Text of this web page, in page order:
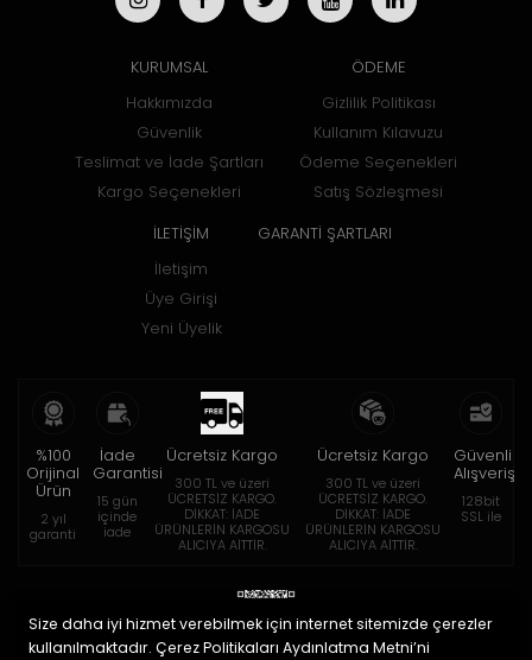
KURUMSAL
Hakkımızda
Güvenlik
Teslimat ve İade Şartları
Kargo Seçenekleri
ÖDEME
Gizlilik Politikası
Kullanım Kılavuzu
Ödeme Seçenekleri
Satış Sözleşmesi
İLETİŞİM
İletişim
Üye Girişi
Yeni Üyelik
GARANTİ ŞARTLARI
%100
Orijinal
Ürün
2 yıl
garanti
İade
Garantisi
15 gün
içinde
iade
Ücretsiz Kargo
300 TL ve üzeri
ÜCRETSİZ KARGO.
DİKKAT: İADE
ÜRÜNLERİN KARGOSU
ALICIYA AİTTİR.
Ücretsiz Kargo
300 TL ve üzeri
ÜCRETSİZ KARGO.
DİKKAT: İADE
ÜRÜNLERİN KARGOSU
ALICIYA AİTTİR.
Güvenli
Alışveriş
128bit
SSL ile
Size daha iyi hizmet verebilmek için internet sitemizde çerezler
kullanılmaktadır. Çerez Politikaları Aydınlatma Metni’ni